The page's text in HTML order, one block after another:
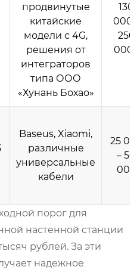
продвинутые
китайские
модели с 4G,
решения от
интеграторов
типа ООО
«Хунань Бохао»
130
000
250
Baseus, Xiaomi,
различные
универсальные
кабели
25
– 50
000
порог для
настенной станции
рублей. За эти
надежное